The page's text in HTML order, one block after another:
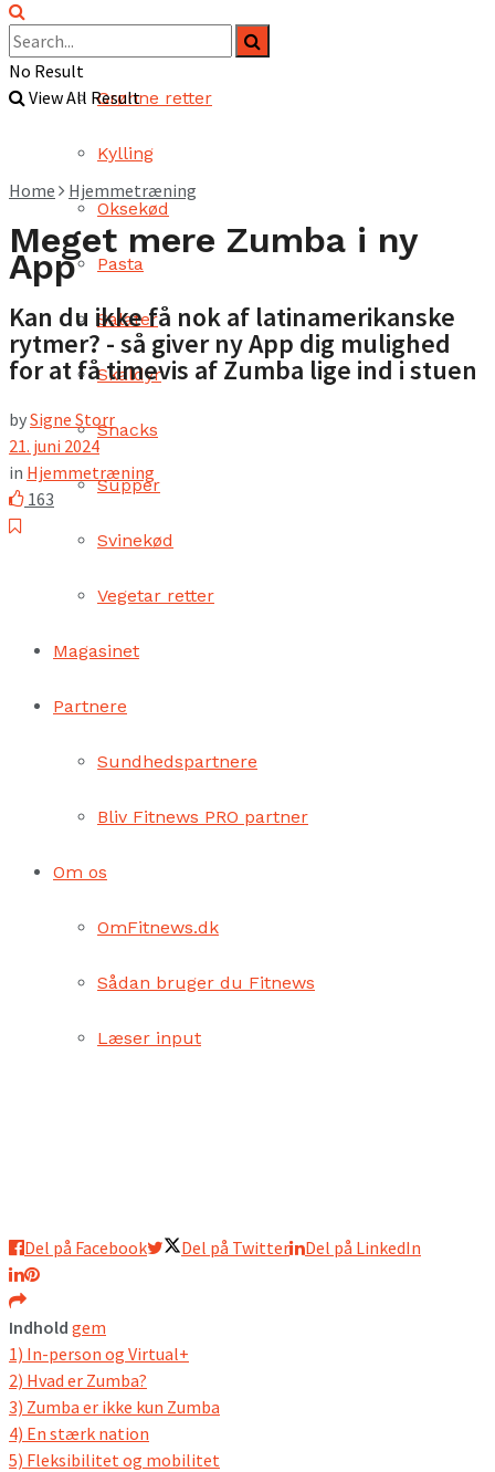
Grønne retter
Kylling
Oksekød
Pasta
Salater
Skaldyr
Snacks
Supper
Svinekød
Vegetar retter
Magasinet
Partnere
Sundhedspartnere
Bliv Fitnews PRO partner
Om os
OmFitnews.dk
Sådan bruger du Fitnews
Læser input
No Result
View All Result
Home Hjemmetræning
Meget mere Zumba i ny
App
Kan du ikke få nok af latinamerikanske
rytmer? - så giver ny App dig mulighed
for at få timevis af Zumba lige ind i stuen
bySigne Storr
21. juni 2024
in Hjemmetræning
163
Del på Facebook Del på Twitter Del på LinkedIn
Indhold gem
1) In-person og Virtual+
2) Hvad er Zumba?
3) Zumba er ikke kun Zumba
4) En stærk nation
5) Fleksibilitet og mobilitet